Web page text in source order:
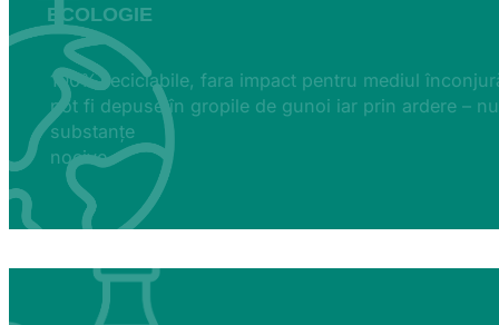
ECOLOGIE
100% reciclabile, fara impact pentru mediul
pot fi depuse în gropile de gunoi iar prin ardere –
substanțe
nocive.